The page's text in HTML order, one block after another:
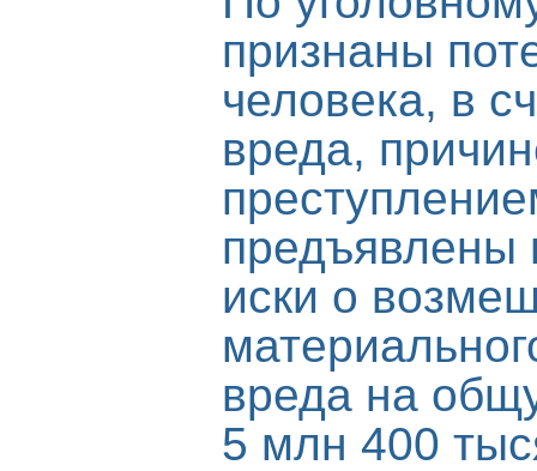
признаны
человека, в
вреда,
предъявлены
иски о
вреда на
5 млн 400